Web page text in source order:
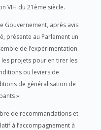
VIH du 21ème siècle.
Gouvernement, après avis
présente au Parlement un
de l’expérimentation.
les projets pour en tirer les
ou leviers de
de généralisation de
».
de recommandations et
à l’accompagnement à